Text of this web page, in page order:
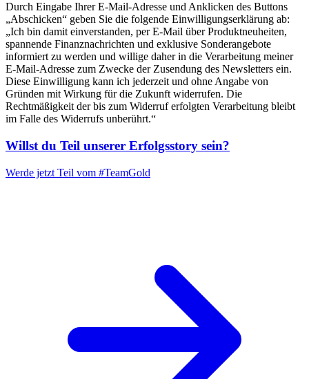
Durch Eingabe Ihrer E-Mail-Adresse und Anklicken des Buttons
„Abschicken“ geben Sie die folgende Einwilligungserklärung ab:
„Ich bin damit einverstanden, per E-Mail über Produktneuheiten,
spannende Finanznachrichten und exklusive Sonderangebote
informiert zu werden und willige daher in die Verarbeitung meiner
E-Mail-Adresse zum Zwecke der Zusendung des Newsletters ein.
Diese Einwilligung kann ich jederzeit und ohne Angabe von
Gründen mit Wirkung für die Zukunft widerrufen. Die
Rechtmäßigkeit der bis zum Widerruf erfolgten Verarbeitung bleibt
im Falle des Widerrufs unberührt.“
Willst du Teil unserer Erfolgsstory sein?
Werde jetzt Teil vom #TeamGold